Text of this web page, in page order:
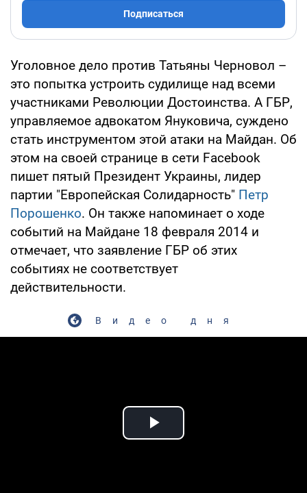
Подписаться
Уголовное дело против Татьяны Черновол –
это попытка устроить судилище над всеми
участниками Революции Достоинства. А ГБР,
управляемое адвокатом Януковича, суждено
стать инструментом этой атаки на Майдан. Об
этом на своей странице в сети Facebook
пишет пятый Президент Украины, лидер
партии "Европейская Солидарность" Петр
Порошенко. Он также напоминает о ходе
событий на Майдане 18 февраля 2014 и
отмечает, что заявление ГБР об этих
событиях не соответствует
действительности.
Видео дня
Play Video